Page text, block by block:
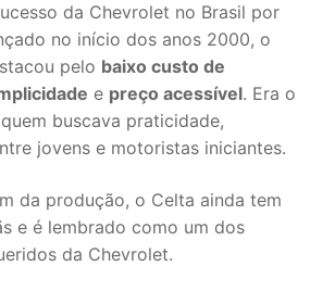
da Chevrolet no Brasil por
no início dos anos 2000, o
pelo baixo custo de
e preço acessível. Era o
buscava praticidade,
jovens e motoristas iniciantes.
da produção, o Celta ainda tem
e é lembrado como um dos
da Chevrolet.